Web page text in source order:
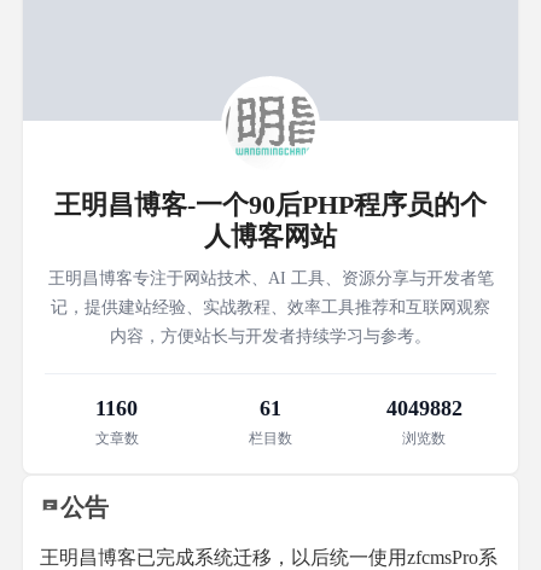
王明昌博客-一个90后PHP程序员的个
人博客网站
王明昌博客专注于网站技术、AI 工具、资源分享与开发者笔
记，提供建站经验、实战教程、效率工具推荐和互联网观察
内容，方便站长与开发者持续学习与参考。
1160
文章数
61
栏目数
4049882
浏览数
公告
王明昌博客已完成系统迁移，以后统一使用zfcmsPro系